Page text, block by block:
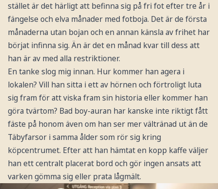
stället är det härligt att befinna sig på fri fot efter tre år i
fängelse och elva månader med fotboja. Det är de första
månaderna utan bojan och en annan känsla av frihet har
börjat infinna sig. Än är det en månad kvar till dess att
han är av med alla restriktioner.
En tanke slog mig innan. Hur kommer han agera i
lokalen? Vill han sitta i ett av hörnen och förtroligt luta
sig fram för att viska fram sin historia eller kommer han
göra tvärtom? Bad boy-auran har kanske inte riktigt fått
fäste på honom även om han ser mer vältränad ut än de
Täbyfarsor i samma ålder som rör sig kring
köpcentrumet. Efter att han hämtat en kopp kaffe väljer
han ett centralt placerat bord och gör ingen ansats att
varken gömma sig eller prata lågmält.